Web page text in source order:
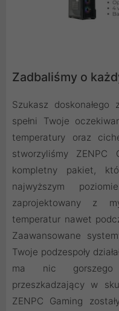
Zadbaliśmy o
Szukasz
spełni Twoje
temperatury oraz
stworzyliśmy
kompletny pakiet,
najwyższym
zaprojektowany z
temperatur nawet
Zaawansowane
Twoje podzespoły
ma nic gorszego
przeszkadzający w
ZENPC Gaming